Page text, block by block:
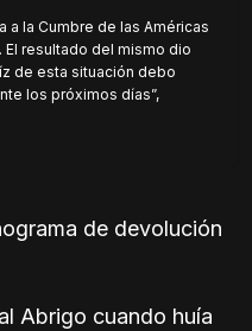
a la Cumbre de las Américas
El resultado del mismo dio
de esta situación debo
los próximos días”,
de devolución
Abrigo cuando huía